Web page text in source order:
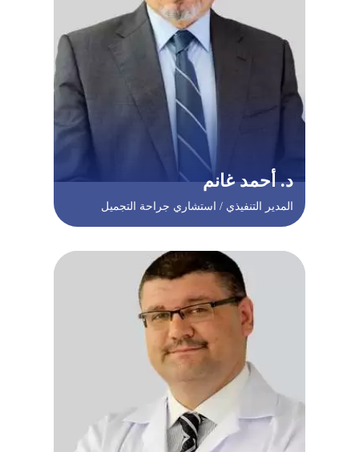
د. أحمد غانم
المدير التنفيذي / استشاري جراحة التجميل